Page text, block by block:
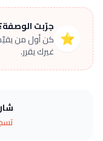
⭐
جرّبت
كن أول من
غيرك يقرر.